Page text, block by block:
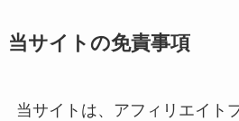
当サイトの免責事項
当サイトは、アフィリエイト